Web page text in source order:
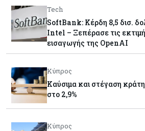
Tech
SoftBank: Κέρδη 8,5 δισ.
Intel – Ξεπέρασε τις
εισαγωγής της OpenAI
Κύπρος
Καύσιμα και στέγαση
στο 2,9%
Κύπρος